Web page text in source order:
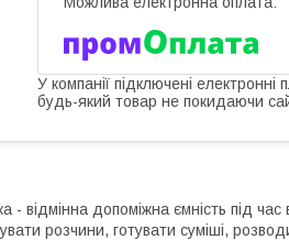
У компанії підключені
будь-який товар не покидаючи
- відмінна допоміжна ємність під
розчини, готувати суміші,